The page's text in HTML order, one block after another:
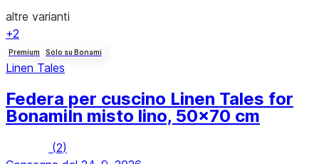
altre varianti
+2
Premium Solo su Bonami
Linen Tales
Federa per cuscino Linen Tales for
BonamiIn misto lino, 50x70 cm
(2)